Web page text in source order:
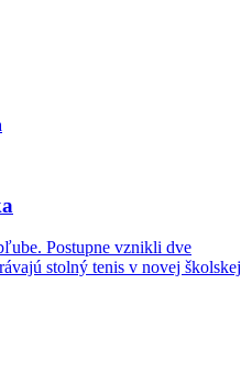
Postupne vznikli dve
stolný tenis v novej školskej